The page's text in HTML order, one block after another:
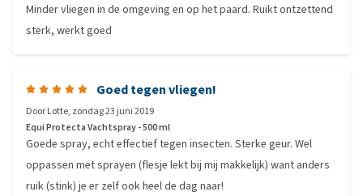
Minder vliegen in de omgeving en op het paard. Ruikt ontzettend
sterk, werkt goed
Goed tegen vliegen!
DoorLotte, zondag 23 juni 2019
Equi Protecta Vachtspray - 500 ml
Goede spray, echt effectief tegen insecten. Sterke geur. Wel
oppassen met sprayen (flesje lekt bij mij makkelijk) want anders
ruik (stink) je er zelf ook heel de dag naar!